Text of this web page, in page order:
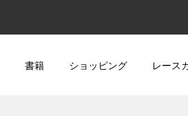
書籍 ショッピング レース